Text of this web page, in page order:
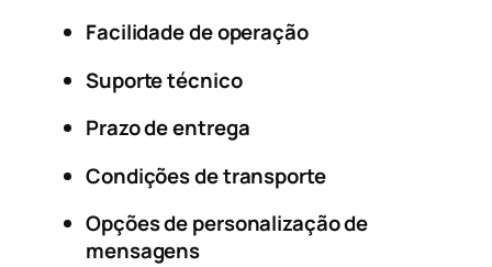
Facilidade de operação
Suporte técnico
Prazo de entrega
Condições de transporte
Opções de personalização de
mensagens